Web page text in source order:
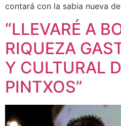
contará con la sabia nueva
“LLEVARÉ A
RIQUEZA
Y CULTURAL
PINTXOS”